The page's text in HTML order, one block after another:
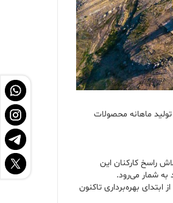
ماهانه محصولات
راسخ کارکنان این
شمار می‌رود.
تولید ماهانه این محصولات، از ابتدای بهره‌برداری تاکنون